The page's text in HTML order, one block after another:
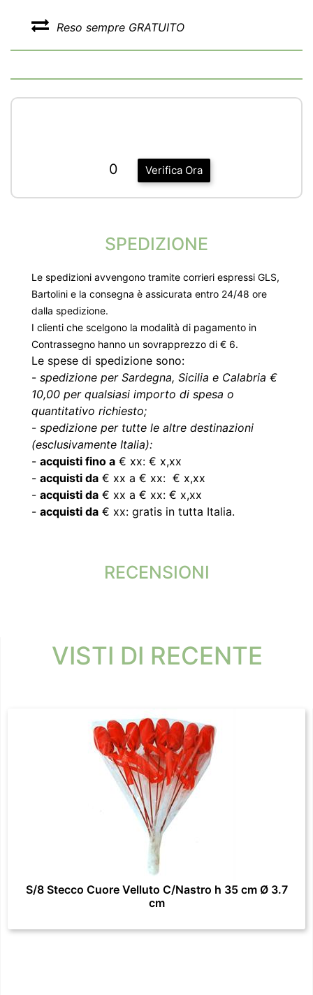
Reso sempre GRATUITO
Verifica Ora
0
SPEDIZIONE
Le spedizioni avvengono tramite corrieri espressi GLS,
Bartolini e la consegna è assicurata entro 24/48 ore
dalla spedizione.
I clienti che scelgono la modalità di pagamento in
Contrassegno hanno un sovrapprezzo di € 6.
Le spese di spedizione sono:
- spedizione per Sardegna, Sicilia e Calabria €
10,00 per qualsiasi importo di spesa o
quantitativo richiesto;
- spedizione per tutte le altre destinazioni
(esclusivamente Italia):
- acquisti fino a € xx: € x,xx
- acquisti da € xx a € xx: € x,xx
- acquisti da € xx a € xx: € x,xx
- acquisti da € xx: gratis in tutta Italia.
RECENSIONI
VISTI DI RECENTE
S/8 Stecco Cuore Velluto C/Nastro h 35 cm Ø 3.7
cm